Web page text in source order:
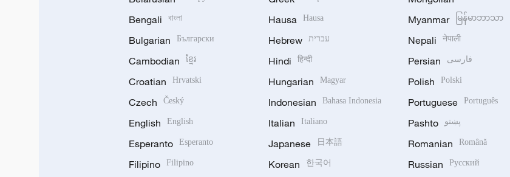
Bengali বাংলা
Bulgarian Български
Cambodian ខ្មែរ
Croatian Hrvatski
Czech Český
English English
Esperanto Esperanto
Filipino Filipino
Hausa Hausa
Hebrew עברית
Hindi हिन्दी
Hungarian Magyar
Indonesian Bahasa Indonesia
Italian Italiano
Japanese 日本語
Korean 한국어
Myanmar မြန်မာဘာသာ
Nepali नेपाली
Persian فارسی
Polish Polski
Portuguese Português
Pashto پښتو
Romanian Română
Russian Русский